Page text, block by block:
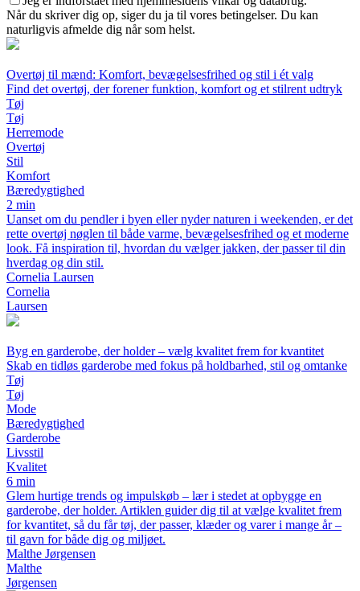
Når du skriver dig op, siger du ja til vores betingelser. Du kan
naturligvis afmelde dig når som helst.
Overtøj til mænd: Komfort, bevægelsesfrihed og stil i ét valg
Find det overtøj, der forener funktion, komfort og et stilrent udtryk
Tøj
Tøj
Herremode
Overtøj
Stil
Komfort
Bæredygtighed
2 min
Uanset om du pendler i byen eller nyder naturen i weekenden, er det
rette overtøj nøglen til både varme, bevægelsesfrihed og et moderne
look. Få inspiration til, hvordan du vælger jakken, der passer til din
hverdag og din stil.
Cornelia Laursen
Cornelia
Laursen
Byg en garderobe, der holder – vælg kvalitet frem for kvantitet
Skab en tidløs garderobe med fokus på holdbarhed, stil og omtanke
Tøj
Tøj
Mode
Bæredygtighed
Garderobe
Livsstil
Kvalitet
6 min
Glem hurtige trends og impulskøb – lær i stedet at opbygge en
garderobe, der holder. Artiklen guider dig til at vælge kvalitet frem
for kvantitet, så du får tøj, der passer, klæder og varer i mange år –
til gavn for både dig og miljøet.
Malthe Jørgensen
Malthe
Jørgensen